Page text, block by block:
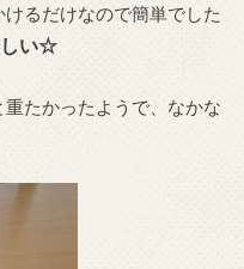
るだけなので簡単でした
しい☆
たかったようで、なかな